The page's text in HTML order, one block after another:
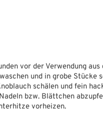
vor der Verwendung
und in grobe Stücke
schälen und fein
bzw. Blättchen
vorheizen.